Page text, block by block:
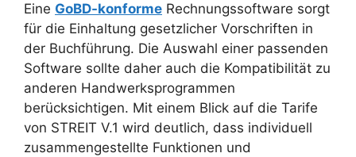
Eine GoBD-konforme Rechnungssoftware sorgt
für die Einhaltung gesetzlicher Vorschriften in
der Buchführung. Die Auswahl einer passenden
Software sollte daher auch die Kompatibilität zu
anderen Handwerksprogrammen
berücksichtigen. Mit einem Blick auf die Tarife
von STREIT V.1 wird deutlich, dass individuell
zusammengestellte Funktionen und